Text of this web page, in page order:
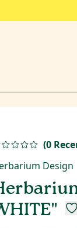
(0
Design